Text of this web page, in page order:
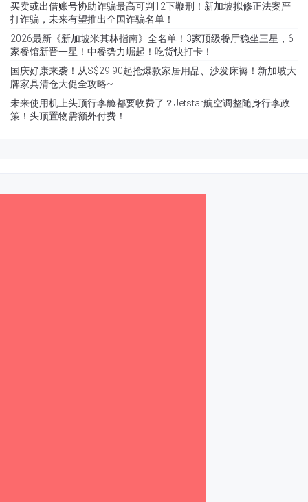
买卖或出借账号协助诈骗最高可判12下鞭刑！新加坡拟修正法案严
打诈骗，未来有望推出全国诈骗名单！
2026最新《新加坡米其林指南》全名单！3家顶级餐厅稳坐三星，6
家餐馆新晋一星！中餐势力崛起！吃货快打卡！
国庆好康来袭！从S$29.90起抢爆款家居用品、沙发床褥！新加坡大
牌家具清仓大促全攻略~
未来使用机上头顶行李舱都要收费了？Jetstar航空调整随身行李政
策！头顶置物需额外付费！